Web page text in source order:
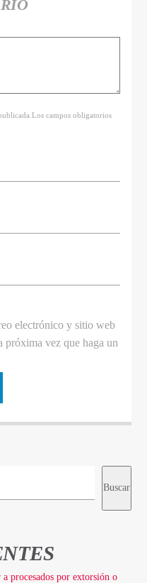
campos obligatorios
electrónico y sitio web
próxima vez que haga un
Buscar
procesados por extorsión o